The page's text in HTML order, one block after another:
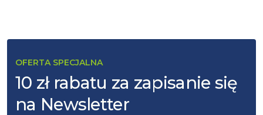
OFERTA SPECJALNA
10 zł rabatu za zapisanie się
na Newsletter